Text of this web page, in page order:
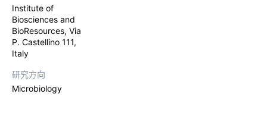
Institute of
Biosciences and
BioResources, Via
P. Castellino 111,
Italy
研究方向
Microbiology